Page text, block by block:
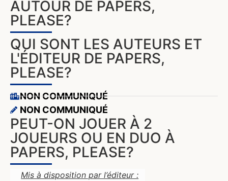
AUTOUR DE PAPERS,
PLEASE?
QUI SONT LES AUTEURS ET
L'ÉDITEUR DE PAPERS,
PLEASE?
NON COMMUNIQUÉ
NON COMMUNIQUÉ
PEUT-ON JOUER À 2
JOUEURS OU EN DUO À
PAPERS, PLEASE?
Mis à disposition par l’éditeur :